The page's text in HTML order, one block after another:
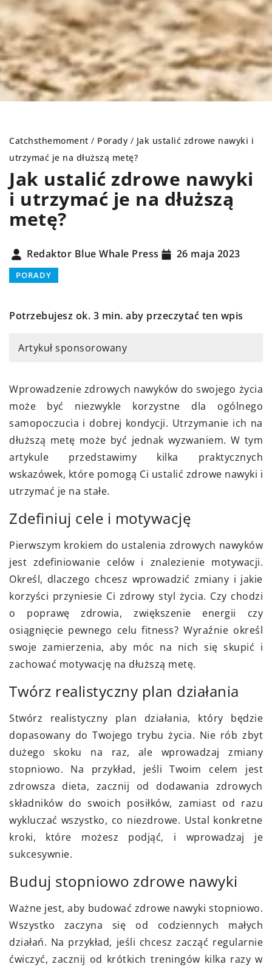
Catchsthemoment / Porady / Jak ustalić zdrowe nawyki i
utrzymać je na dłuższą metę?
Jak ustalić zdrowe nawyki
i utrzymać je na dłuższą
metę?
Redaktor Blue Whale Press 26 maja 2023
PORADY
Potrzebujesz ok. 3 min. aby przeczytać ten wpis
Artykuł sponsorowany
Wprowadzenie zdrowych nawyków do swojego życia
może być niezwykle korzystne dla ogólnego
samopoczucia i dobrej kondycji. Utrzymanie ich na
dłuższą metę może być jednak wyzwaniem. W tym
artykule przedstawimy kilka praktycznych
wskazówek, które pomogą Ci ustalić zdrowe nawyki i
utrzymać je na stałe.
Zdefiniuj cele i motywację
Pierwszym krokiem do ustalenia zdrowych nawyków
jest zdefiniowanie celów i znalezienie motywacji.
Określ, dlaczego chcesz wprowadzić zmiany i jakie
korzyści przyniesie Ci zdrowy styl życia. Czy chodzi
o poprawę zdrowia, zwiększenie energii czy
osiągnięcie pewnego celu fitness? Wyraźnie określ
swoje zamierzenia, aby móc na nich się skupić i
zachować motywację na dłuższą metę.
Twórz realistyczny plan działania
Stwórz realistyczny plan działania, który będzie
dopasowany do Twojego trybu życia. Nie rób zbyt
dużego skoku na raz, ale wprowadzaj zmiany
stopniowo. Na przykład, jeśli Twoim celem jest
zdrowsza dieta, zacznij od dodawania zdrowych
składników do swoich posiłków, zamiast od razu
wykluczać wszystko, co niezdrowe. Ustal konkretne
kroki, które możesz podjąć, i wprowadzaj je
sukcesywnie.
Buduj stopniowo zdrowe nawyki
Ważne jest, aby budować zdrowe nawyki stopniowo.
Wszystko zaczyna się od codziennych małych
działań. Na przykład, jeśli chcesz zacząć regularnie
ćwiczyć, zacznij od krótkich treningów kilka razy w